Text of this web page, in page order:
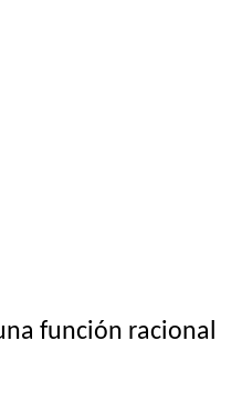
función racional